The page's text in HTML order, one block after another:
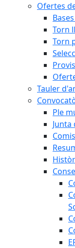
Ofertes
Torn
Torn
Tauler
Ple
Junta